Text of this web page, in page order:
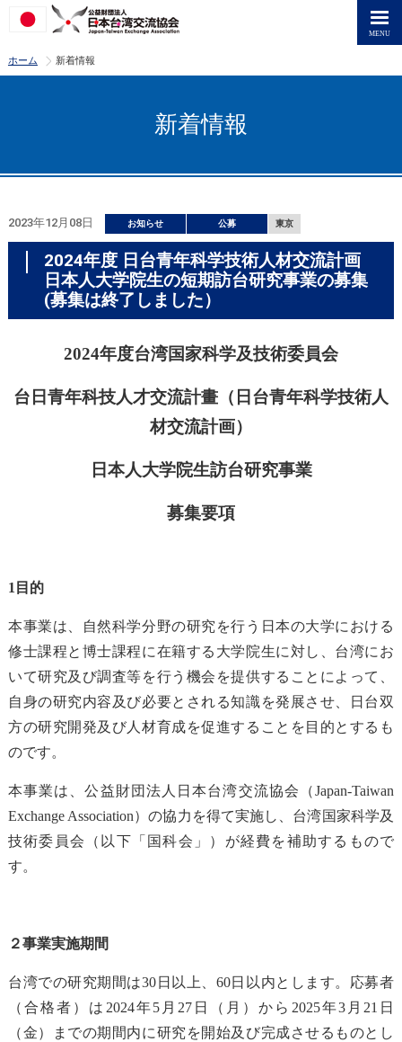
ホーム >
新着情報
新着情報
2023年12月08日 お知らせ 公募 東京
2024年度 日台青年科学技術人材交流計画
日本人大学院生の短期訪台研究事業の募集
(募集は終了しました）
2024年度台湾国家科学及技術委員会
台日青年科技人才交流計畫（日台青年科学技術人
材交流計画）
日本人大学院生訪台研究事業
募集要項
1 目的
本事業は、自然科学分野の研究を行う日本の大学における
修士課程と博士課程に在籍する大学院生に対し、台湾にお
いて研究及び調査等を行う機会を提供することによって、
自身の研究内容及び必要とされる知識を発展させ、日台双
方の研究開発及び人材育成を促進することを目的とするも
のです。
本事業は、公益財団法人日本台湾交流協会（Japan-Taiwan
Exchange Association）の協力を得て実施し、台湾国家科学及
技術委員会（以下「国科会」）が経費を補助するもので
す。
２事業実施期間
台湾での研究期間は30日以上、60日以内とします。応募者
（合格者）は2024年5月27日（月）から2025年3月21日
（金）までの期間内に研究を開始及び完成させるものとし